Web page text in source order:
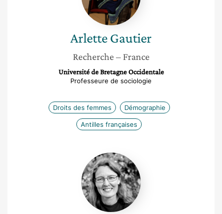
ArletteGautier
Recherche – France
Université de Bretagne Occidentale
Professeure de sociologie
Droits des femmes Démographie
Antilles françaises
Murielle
Mantran